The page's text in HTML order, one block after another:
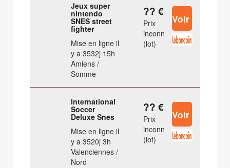
Jeux super
nintendo
SNES street
fighter
Mise en ligne il
y a 3532j 15h
Amiens /
Somme
?? €
Prix
inconnu
(lot)
International
Soccer
Deluxe Snes
Mise en ligne il
y a 3520j 3h
Valenciennes /
Nord
?? €
Prix
inconnu
(lot)